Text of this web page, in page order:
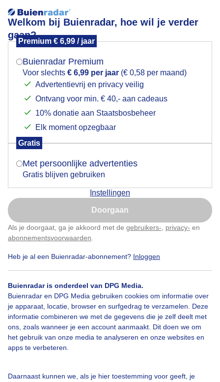
Welkom bij Buienradar, hoe wil je verder
gaan?
Premium € 6,99 / jaar
Buienradar Premium
Voor slechts € 6,99 per jaar (€ 0,58 per maand)
Advertentievrij en privacy veilig
Ontvang voor min. € 40,- aan cadeaus
10% donatie aan Staatsbosbeheer
Elk moment opzegbaar
Gratis
Met persoonlijke advertenties
Gratis blijven gebruiken
Instellingen
Doorgaan
Als je doorgaat, ga je akkoord met de gebruikers- privacy- en
abonnementsvoorwaarden
Heb je al een Buienradar-abonnement? Inloggen
Buienradar is onderdeel van DPG Media.
Buienradar en DPG Media gebruiken cookies om informatie over
je apparaat, locatie, browser en surfgedrag te verzamelen. Deze
informatie combineren we met de gegevens die je zelf deelt met
ons, zoals wanneer je een account aanmaakt. Dit doen we om
het gebruik van onze media te analyseren en onze websites en
apps te verbeteren.
Daarnaast kunnen we, als je hier toestemming voor geeft, je
Een gaatje in de bewolking aan zee
Door: Gerard Boukes Gemaakt: 09-09-2025, 24x bekeken
Een moment geduld aub...
Mogen we je locatie gebruiken voor het
Indien je hier nog geen akkoord op hebt gegeven,
verschijnt er zo een pop-up uit je browser waarin
Is goed, toon de popup
Nu niet, misschien later
Klik hierom dit aan te passen